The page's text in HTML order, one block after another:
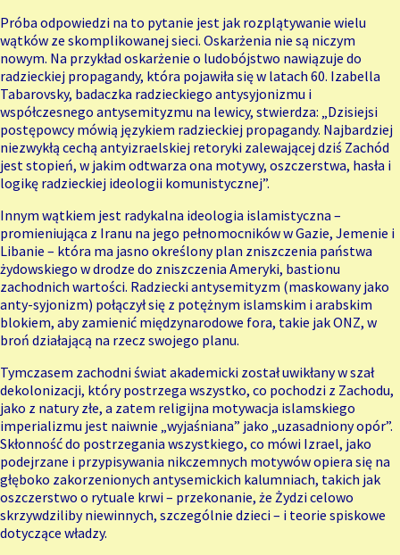
Próba odpowiedzi na to pytanie jest jak rozplątywanie wielu
wątków ze skomplikowanej sieci. Oskarżenia nie są niczym
nowym. Na przykład oskarżenie o ludobójstwo nawiązuje do
radzieckiej propagandy, która pojawiła się w latach 60. Izabella
Tabarovsky, badaczka radzieckiego antysyjonizmu i
współczesnego antysemityzmu na lewicy, stwierdza: „Dzisiejsi
postępowcy mówią językiem radzieckiej propagandy. Najbardziej
niezwykłą cechą antyizraelskiej retoryki zalewającej dziś Zachód
jest stopień, w jakim odtwarza ona motywy, oszczerstwa, hasła i
logikę radzieckiej ideologii komunistycznej”.
Innym wątkiem jest radykalna ideologia islamistyczna –
promieniująca z Iranu na jego pełnomocników w Gazie, Jemenie i
Libanie – która ma jasno określony plan zniszczenia państwa
żydowskiego w drodze do zniszczenia Ameryki, bastionu
zachodnich wartości. Radziecki antysemityzm (maskowany jako
anty-syjonizm) połączył się z potężnym islamskim i arabskim
blokiem, aby zamienić międzynarodowe fora, takie jak ONZ, w
broń działającą na rzecz swojego planu.
Tymczasem zachodni świat akademicki został uwikłany w szał
dekolonizacji, który postrzega wszystko, co pochodzi z Zachodu,
jako z natury złe, a zatem religijna motywacja islamskiego
imperializmu jest naiwnie „wyjaśniana” jako „uzasadniony opór”.
Skłonność do postrzegania wszystkiego, co mówi Izrael, jako
podejrzane i przypisywania nikczemnych motywów opiera się na
głęboko zakorzenionych antysemickich kalumniach, takich jak
oszczerstwo o rytuale krwi – przekonanie, że Żydzi celowo
skrzywdziliby niewinnych, szczególnie dzieci – i teorie spiskowe
dotyczące władzy.